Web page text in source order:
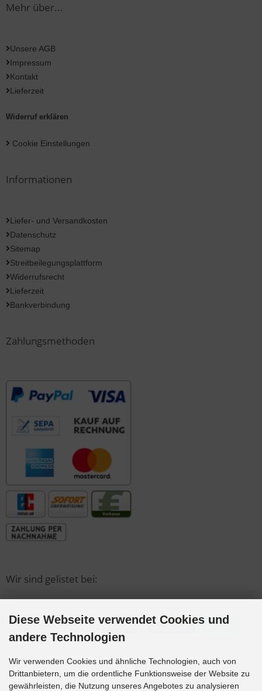
Mehr über...
Unsere AGB
Impressum
Kontakt
Lieferzeit
Widerruf erklären
Cookie Einstellungen
Informationen
Liefer- und Versandkosten
Datenschutz
Sitemap
Streitbeilegungsplattform
Widerrufsrecht
Lieferzeit
Bankverbindung
Zahlungsmethoden
Wir sind gelistet bei:
Anbieter
Diese Webseite verwendet Cookies und
andere Technologien
Wir verwenden Cookies und ähnliche Technologien, auch von
Drittanbietern, um die ordentliche Funktionsweise der Website zu
gewährleisten, die Nutzung unseres Angebotes zu analysieren